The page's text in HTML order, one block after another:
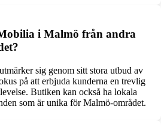
i Malmö från andra
sig genom sitt stora utbud av
på att erbjuda kunderna en trevlig
Butiken kan också ha lokala
som är unika för Malmö-området.